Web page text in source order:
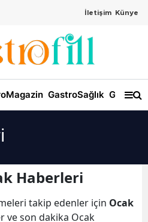
İletişim Künye
GastroSağlık
Haberleri
takip edenler için Ocak
ve son dakika Ocak